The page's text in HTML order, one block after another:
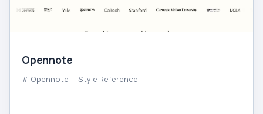
Opennote
# Opennote — Style Reference